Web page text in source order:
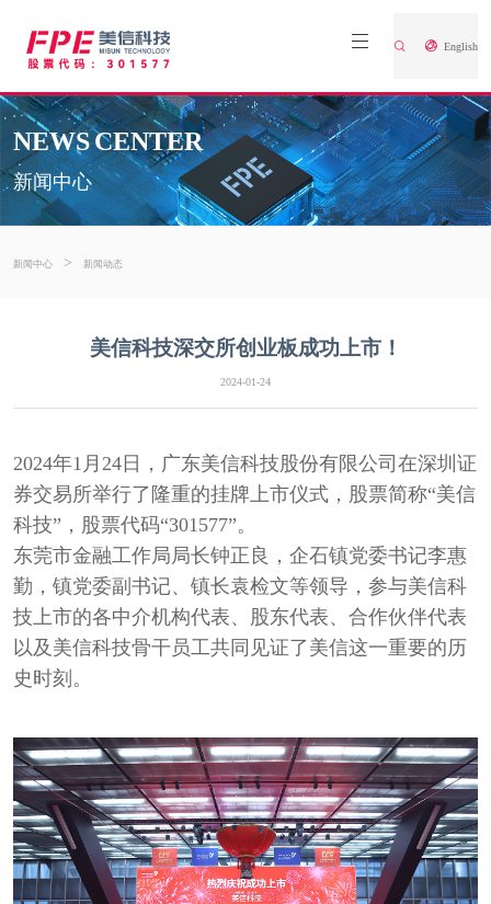
English
NEWS CENTER
新闻中心
新闻中心 > 新闻动态
美信科技深交所创业板成功上市！
2024-01-24
2024年1月24日，广东美信科技股份有限公司在深圳证
券交易所举行了隆重的挂牌上市仪式，股票简称“美信
科技”，股票代码“301577”。
东莞市金融工作局局长钟正良，企石镇党委书记李惠
勤，镇党委副书记、镇长袁检文等领导，参与美信科
技上市的各中介机构代表、股东代表、合作伙伴代表
以及美信科技骨干员工共同见证了美信这一重要的历
史时刻。